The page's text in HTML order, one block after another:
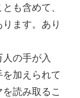
も含めて、
ます。あり
の手が入
加えられて
読み取るこ